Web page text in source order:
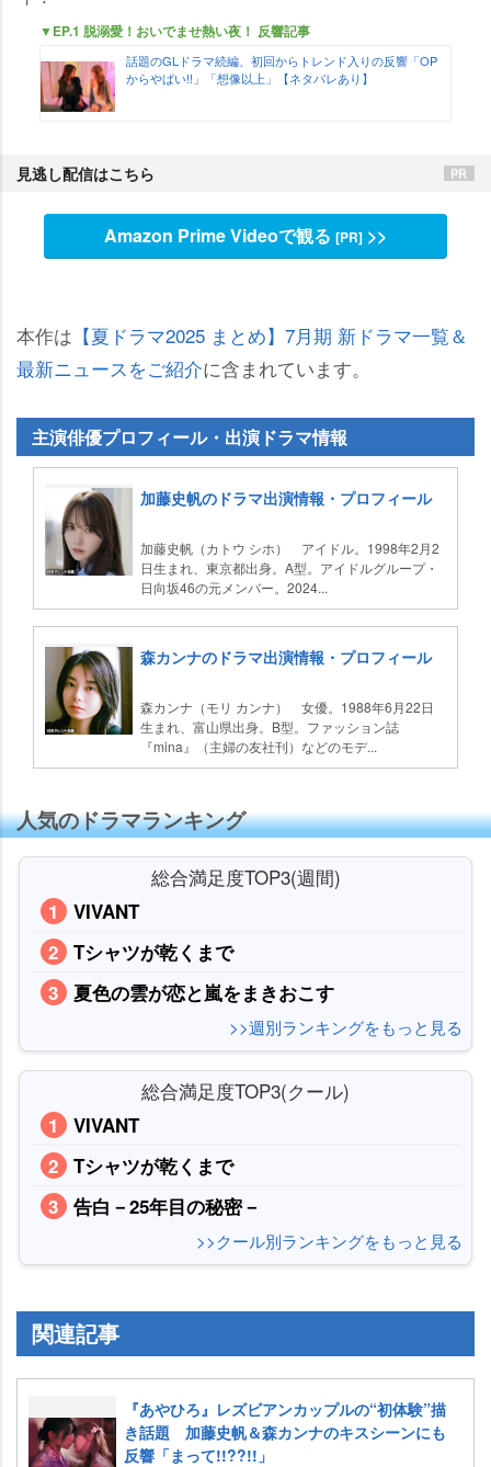
▼EP.1 脱溺愛！おいでませ熱い夜！ 反響記事
話題のGLドラマ続編、初回からトレンド入りの反響「OP
からやばい!!」「想像以上」【ネタバレあり】
見逃し配信はこちら
Amazon Prime Videoで観る [PR] >>
本作は 【夏ドラマ2025 まとめ】7月期 新ドラマ一覧＆
最新ニュースをご紹介に含まれています。
主演俳優プロフィール・出演ドラマ情報
加藤史帆のドラマ出演情報・プロフィール
加藤史帆（カトウ シホ） アイドル。1998年2月2
日生まれ、東京都出身。A型。アイドルグループ・
日向坂46の元メンバー。2024...
森カンナのドラマ出演情報・プロフィール
森カンナ（モリ カンナ） 女優。1988年6月22日
生まれ、富山県出身。B型。ファッション誌
『mina』（主婦の友社刊）などのモデ...
人気のドラマランキング
総合満足度TOP3(週間)
VIVANT
Tシャツが乾くまで
夏色の雲が恋と嵐をまきおこす
>>週別ランキングをもっと見る
総合満足度TOP3(クール)
VIVANT
Tシャツが乾くまで
告白－25年目の秘密－
>>クール別ランキングをもっと見る
関連記事
『あやひろ』レズビアンカップルの“初体験”描
き話題 加藤史帆＆森カンナのキスシーンにも
反響「まって!!??!!」